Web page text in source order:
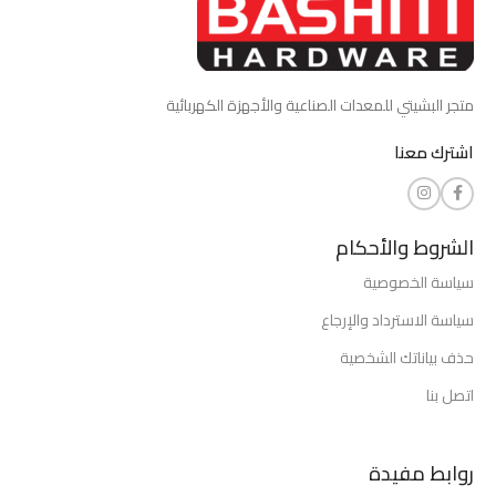
متجر البشيتي للمعدات الصناعية والأجهزة الكهربائية
اشترك معنا
الشروط والأحكام
سياسة الخصوصية
سياسة الاسترداد والإرجاع
حذف بياناتك الشخصية
اتصل بنا
روابط مفيدة